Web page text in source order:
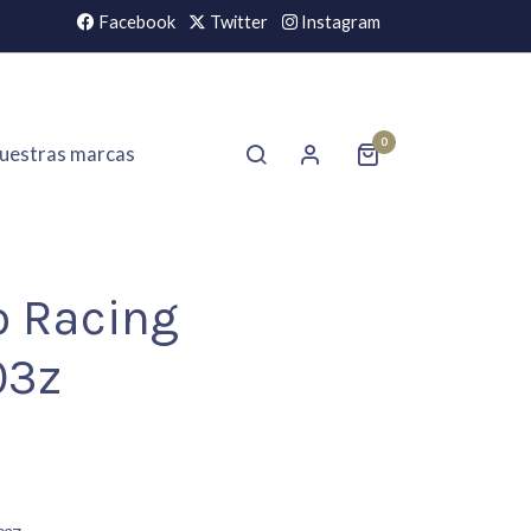
Facebook Twitter Instagram
marcas 0
Racing